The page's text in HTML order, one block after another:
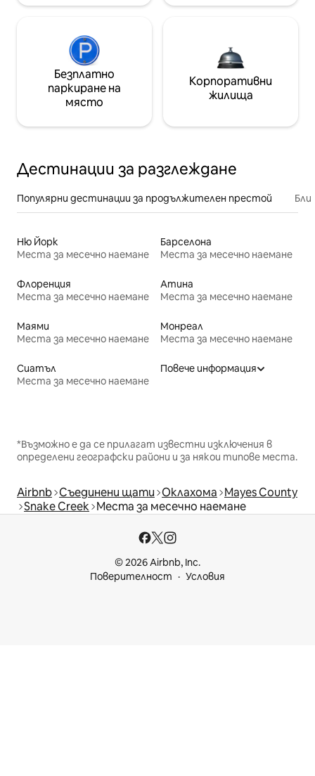
Безплатно
паркиране на
място
Корпоративни
жилища
Дестинации за разглеждане
Популярни дестинации за продължителен престой
Ню Йорк
Места за месечно наемане
Барселона
Места за месечно наемане
Флоренция
Места за месечно наемане
Атина
Места за месечно наемане
Маями
Места за месечно наемане
Монреал
Места за месечно наемане
Сиатъл
Места за месечно наемане
Повече информация
*Възможно е да се прилагат известни изключения в
определени географски райони и за някои типове места.
Airbnb Съединени щати Оклахома Mayes County
Snake Creek Места за месечно наемане
© 2026 Airbnb, Inc.
Поверителност
Условия